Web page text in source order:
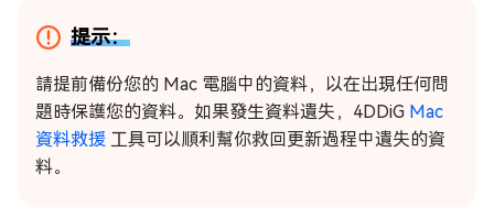
提示：
請提前備份您的 Mac 電腦中的資料，以在出現任何問
題時保護您的資料。如果發生資料遺失，4DDiG Mac
資料救援 工具可以順利幫你救回更新過程中遺失的資
料。